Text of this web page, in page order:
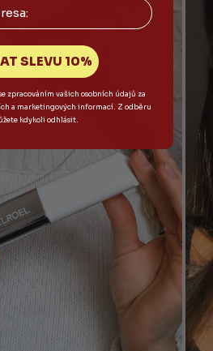
SLEVU 10%
zpracováním vašich osobních údajů za
a marketingových informací. Z odběru
kdykoli odhlásit.